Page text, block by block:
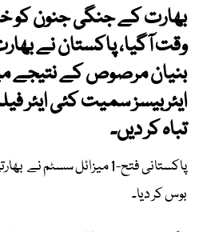
بھارت کے جنگی جنون کو
وقت آگیا، پاکستان نے
بنیان مرصوص کے نتیجے
ایئربیسز سمیت کئی ایئر
تباہ کر دیں۔
پاکستانی فتح-1 میزائل
بوس کر دیا۔